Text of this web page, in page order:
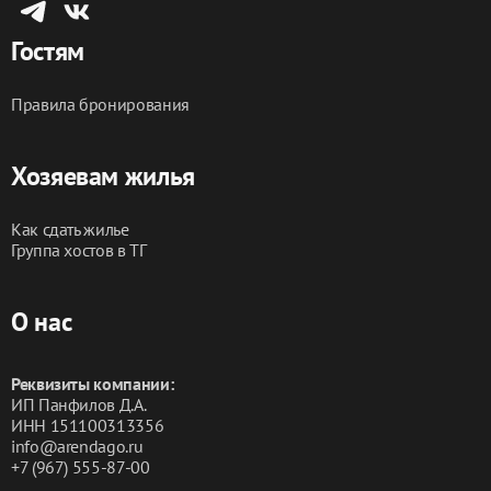
Гостям
Правила бронирования
Хозяевам жилья
Как сдать жилье
Группа хостов в ТГ
О нас
Реквизиты компании:
ИП Панфилов Д.А.
ИНН 151100313356
info@arendago.ru
+7 (967) 555-87-00